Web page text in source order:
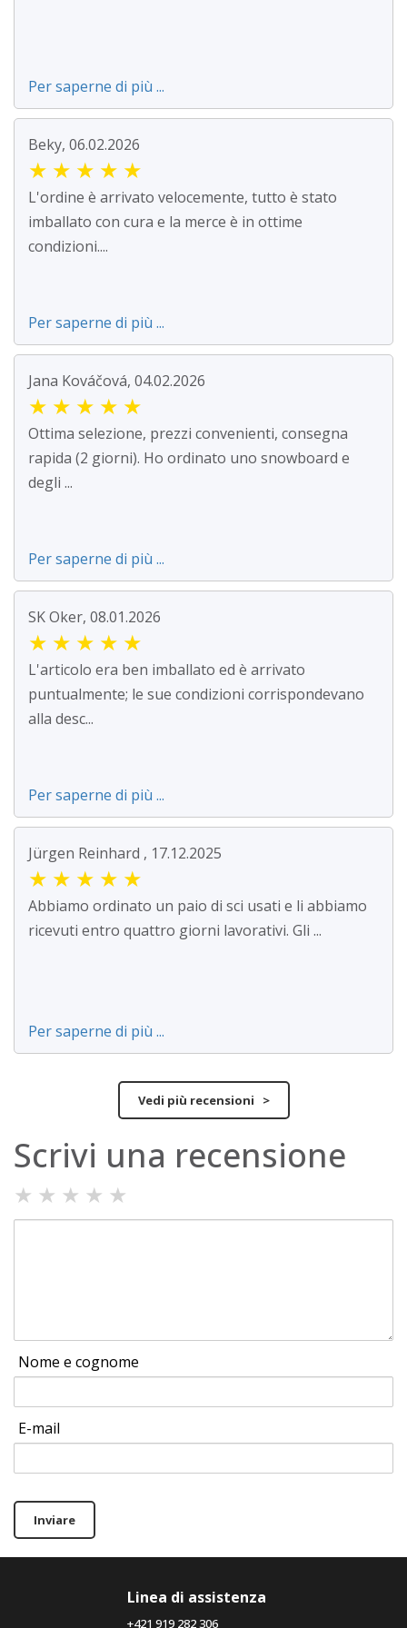
Per saperne di più ...
Beky, 06.02.2026
★ ★ ★ ★ ★
L'ordine è arrivato velocemente, tutto è stato
imballato con cura e la merce è in ottime
condizioni....
Per saperne di più ...
Jana Kováčová, 04.02.2026
★ ★ ★ ★ ★
Ottima selezione, prezzi convenienti, consegna
rapida (2 giorni). Ho ordinato uno snowboard e
degli ...
Per saperne di più ...
SK Oker, 08.01.2026
★ ★ ★ ★ ★
L'articolo era ben imballato ed è arrivato
puntualmente; le sue condizioni corrispondevano
alla desc...
Per saperne di più ...
Jürgen Reinhard , 17.12.2025
★ ★ ★ ★ ★
Abbiamo ordinato un paio di sci usati e li abbiamo
ricevuti entro quattro giorni lavorativi. Gli ...
Per saperne di più ...
Vedi più recensioni >
Scrivi una recensione
★ ★ ★ ★ ★
Nome e cognome
E-mail
Inviare
Linea di assistenza
+421 919 282 306